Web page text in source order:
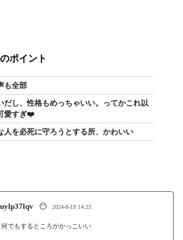
ポイント
も全部
だし、性格もめっちゃいい。ってかこれ以
愛すぎ❤️
人を必死に守ろうとする所、かわいい
😶 2024-8-19 14:23